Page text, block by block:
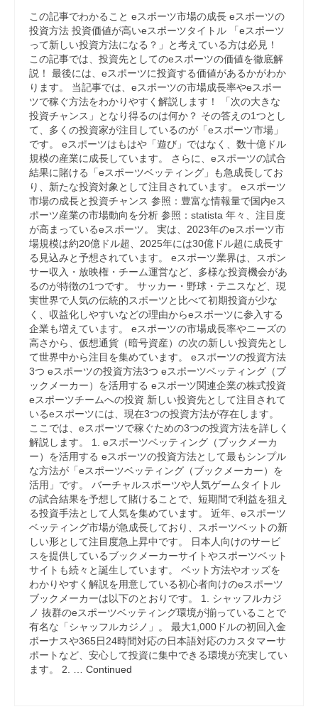
この記事でわかること eスポーツ市場の成長 eスポーツの
投資方法 投資価値が高いeスポーツタイトル 「eスポーツ
って新しい投資方法になる？」と考えている方は必見！
この記事では、投資先としてのeスポーツの価値を徹底解
説！ 最後には、eスポーツに投資する価値があるかがわか
ります。 当記事では、eスポーツの市場成長率やeスポー
ツで稼ぐ方法をわかりやすく解説します！ 「次の大きな
投資チャンス」となり得るのは何か？ その答えの1つとし
て、多くの投資家が注目しているのが「eスポーツ市場」
です。 eスポーツはもはや「遊び」ではなく、数十億ドル
規模の産業に成長しています。 さらに、eスポーツの試合
結果に賭ける「eスポーツベッティング」も急成長してお
り、新たな投資対象として注目されています。 eスポーツ
市場の成長と投資チャンス 参照：豊富な情報量で国内eス
ポーツ産業の市場動向を分析 参照：statista 年々、注目度
が高まっているeスポーツ。 実は、2023年のeスポーツ市
場規模は約20億ドル超、2025年には30億ドル超に成長す
る見込みと予想されています。 eスポーツ業界は、スポン
サー収入・放映権・チーム運営など、多様な投資機会があ
るのが特徴の1つです。 サッカー・野球・テニスなど、現
実世界で人気の伝統的スポーツと比べて初期投資が少な
く、収益化しやすいなどの理由からeスポーツに参入する
企業も増えています。 eスポーツの市場成長率やニーズの
高さから、仮想通貨（暗号資産）の次の新しい投資先とし
て世界中から注目を集めています。 eスポーツの投資方法
3つ eスポーツの投資方法3つ eスポーツベッティング（ブ
ックメーカー）を活用する eスポーツ関連企業の株式投資
eスポーツチームへの投資 新しい投資先として注目されて
いるeスポーツには、現在3つの投資方法が存在します。
ここでは、eスポーツで稼ぐための3つの投資方法を詳しく
解説します。 1. eスポーツベッティング（ブックメーカ
ー）を活用する eスポーツの投資方法として最もシンプル
な方法が「eスポーツベッティング（ブックメーカー）を
活用」です。 バーチャルスポーツや人気ゲームタイトル
の試合結果を予想して賭けることで、短期間で利益を狙え
る投資手法として人気を集めています。 近年、eスポーツ
ベッティング市場が急成長しており、スポーツベットの新
しい形として注目度急上昇中です。 日本人向けのサービ
スを提供しているブックメーカーサイトやスポーツベット
サイトも続々と誕生しています。 ベット方法やオッズを
わかりやすく解説を用意している初心者向けのeスポーツ
ブックメーカーは以下のとおりです。 1. シャッフルカジ
ノ 抜群のeスポーツベッティング環境が揃っていることで
有名な「シャッフルカジノ」。 最大1,000ドルの初回入金
ボーナスや365日24時間対応の日本語対応のカスタマーサ
ポートなど、安心して投資に集中できる環境が充実してい
ます。 2. … Continued